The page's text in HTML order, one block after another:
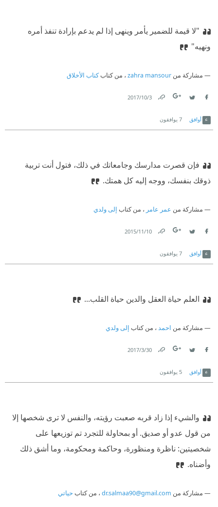
"لا قيمة للضمير يأمر وينهى إذا لم يدعم بإرادة تنفذ أمره
ونهيه"
مشاركة من zahra mansour ، من كتابكتاب الأخلاق
3‏/10‏/2017
أوافق 7 يوافقون
فإن قصرت مدارسك وجامعاتك في ذلك، فتول أنت تربية
ذوقك بنفسك، ووجه إليه كل همتك.
مشاركة من عمر عامر ، من كتاب إلى ولدي
10‏/11‏/2015
أوافق 7 يوافقون
العلم حياة العقل والدين حياة القلب...
مشاركة من احمد ، من كتاب إلى ولدي
30‏/3‏/2017
أوافق 5 يوافقون
والشيء إذا زاد قربه صعبت رؤيته، والنفس لا ترى شخصها إلا
من قول عدو أو صديق. أو بمحاولة للتجرد تم توزيعها على
شخصيتين: ناظرة ومنظورة، وحاكمة ومحكومة، وما أشق ذلك
وأضناه.
مشاركة من dr.salmaa90@gmail.com ، من كتاب حياتي